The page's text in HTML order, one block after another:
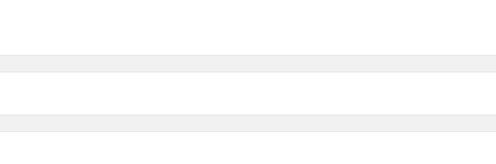
160mm, 165mm, 170mm, 175mm
Crankin materiaali: